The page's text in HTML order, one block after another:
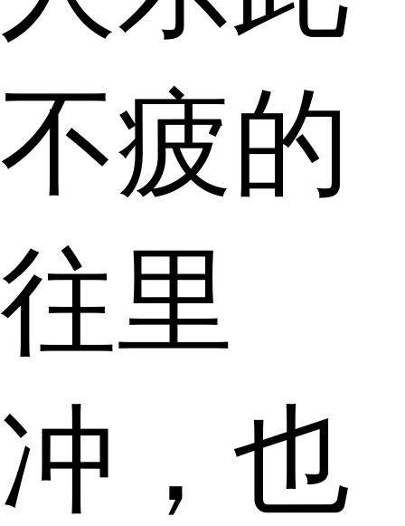
不疲的
往里
冲，也